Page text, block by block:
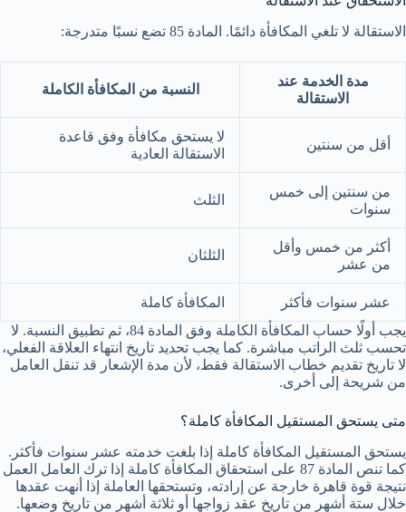
الاستقالة لا تلغي المكافأة دائمًا. المادة 85 تضع نسبًا متدرجة:
مدة الخدمة عند
الاستقالة
النسبة من المكافأة الكاملة
أقل من سنتين
لا يستحق مكافأة وفق قاعدة
الاستقالة العادية
من سنتين إلى خمس
سنوات
الثلث
أكثر من خمس وأقل
من عشر
الثلثان
عشر سنوات فأكثر
المكافأة كاملة
يجب أولًا حساب المكافأة الكاملة وفق المادة 84، ثم تطبيق النسبة. لا
تحسب ثلث الراتب مباشرة. كما يجب تحديد تاريخ انتهاء العلاقة الفعلي،
لا تاريخ تقديم خطاب الاستقالة فقط، لأن مدة الإشعار قد تنقل العامل
من شريحة إلى أخرى.
متى يستحق المستقيل المكافأة كاملة؟
يستحق المستقيل المكافأة كاملة إذا بلغت خدمته عشر سنوات فأكثر.
كما تنص المادة 87 على استحقاق المكافأة كاملة إذا ترك العامل العمل
نتيجة قوة قاهرة خارجة عن إرادته، وتستحقها العاملة إذا أنهت عقدها
خلال ستة أشهر من تاريخ عقد زواجها أو ثلاثة أشهر من تاريخ وضعها.